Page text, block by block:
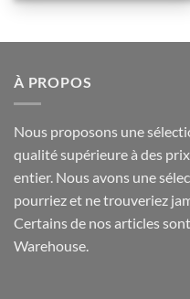
À PROPOS
Nous proposons une
qualité supérieure à des
entier. Nous avons une
pourriez et ne trouveriez
Certains de nos articles
Warehouse.